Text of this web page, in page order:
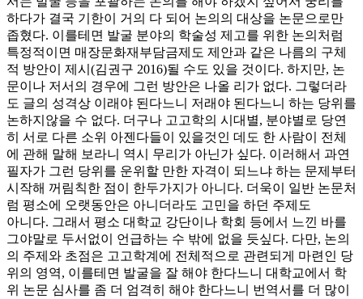
하다가 결국 기한이 거의 다 되어 논의의 대상을 논문으로만
좁혔다. 이를테면 발굴 분야의 학술성 제고를 위한 논의처럼
특정적이면 매장문화재부담금제도 제안과 같은 나름의 구체
적 방안이 제시(김권구 2016)될 수도 있을 것이다. 하지만, 논
문이나 저서의 경우에 그런 방안은 나올 리가 없다. 그렇더라
도 글의 성격상 이래야 된다느니 저래야 된다느니 하는 당위를
논하지않을 수 없다. 더구나 고고학의 시대별, 분야별로 당연
히 서로 다른 소위 아젠다들이 있을것인 데도 한 사람이 전체
에 관해 말해 보라니 역시 무리가 아닌가 싶다. 이러해서 과연
필자가 그런 당위를 운위할 만한 자격이 되느냐 하는 문제부터
시작해 꺼림칙한 점이 한두가지가 아니다. 더욱이 일반 논문처
럼 평소에 오랫동안은 아니더라도 고민을 하던 주제도
아니다. 그래서 평소 대학교 강단이나 학회 등에서 느낀 바를
그야말로 두서없이 언급하는 수 밖에 없을 듯싶다. 다만, 논의
의 주제와 초점은 고고학계에 전체적으로 관련되게 마련인 당
위의 영역, 이를테면 발굴을 잘 해야 한다느니 대학교에서 학
위 논문 심사를 좀 더 엄격히 해야 한다느니 번역서를 더 많이